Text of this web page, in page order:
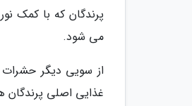
پرندگان که با کمک
می شود.
از سویی دیگر
غذایی اصلی پرندگان